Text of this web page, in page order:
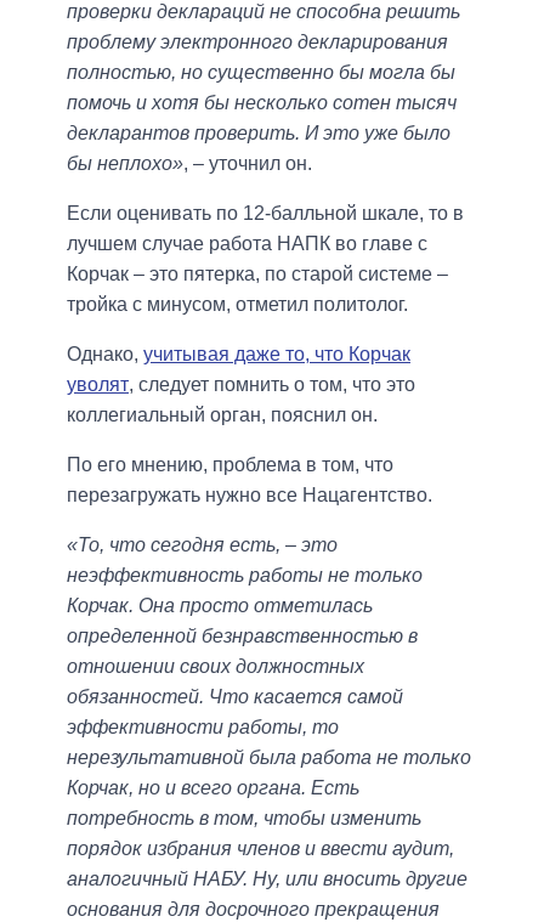
проверки деклараций не способна решить
проблему электронного декларирования
полностью, но существенно бы могла бы
помочь и хотя бы несколько сотен тысяч
декларантов проверить. И это уже было
бы неплохо», – уточнил он.
Если оценивать по 12-балльной шкале, то в
лучшем случае работа НАПК во главе с
Корчак – это пятерка, по старой системе –
тройка с минусом, отметил политолог.
Однако, учитывая даже то, что Корчак
уволят, следует помнить о том, что это
коллегиальный орган, пояснил он.
По его мнению, проблема в том, что
перезагружать нужно все Нацагентство.
«То, что сегодня есть, – это
неэффективность работы не только
Корчак. Она просто отметилась
определенной безнравственностью в
отношении своих должностных
обязанностей. Что касается самой
эффективности работы, то
нерезультативной была работа не только
Корчак, но и всего органа. Есть
потребность в том, чтобы изменить
порядок избрания членов и ввести аудит,
аналогичный НАБУ. Ну, или вносить другие
основания для досрочного прекращения